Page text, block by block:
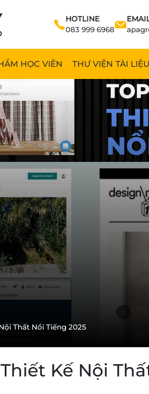
HOTLINE
083 999 6968
HỌC VIÊN THƯ VIỆN TÀI LIỆU
Thất Nổi Tiếng 2025
Kế Nội